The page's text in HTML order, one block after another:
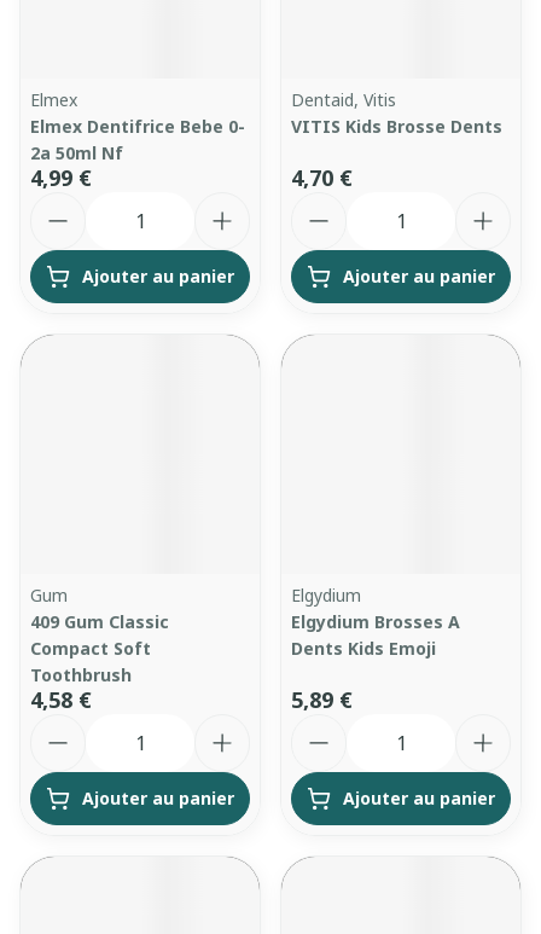
Elmex
Elmex Dentifrice Bebe 0-
2a 50ml Nf
4,99 €
Ajouter au panier
Dentaid, Vitis
VITIS Kids Brosse Dents
4,70 €
Ajouter au panier
Gum
409 Gum Classic
Compact Soft
Toothbrush
4,58 €
Ajouter au panier
Elgydium
Elgydium Brosses A
Dents Kids Emoji
5,89 €
Ajouter au panier